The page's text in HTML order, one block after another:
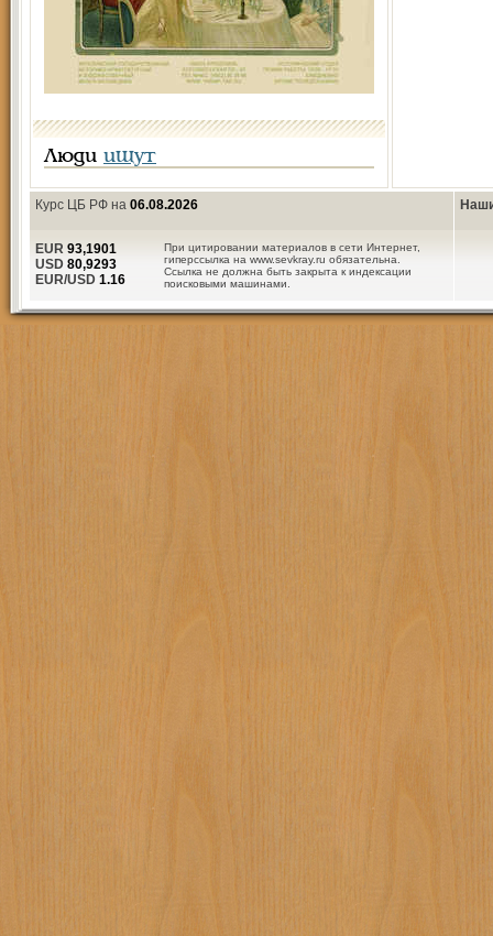
Люди ищут
Курс ЦБ РФ на 06.08.2026
При цитировании материалов в сети Интернет,
гиперссылка на www.sevkray.ru обязательна.
Ссылка не должна быть закрыта к индексации
поисковыми машинами.
EUR 93,1901
USD 80,9293
EUR/USD 1.16